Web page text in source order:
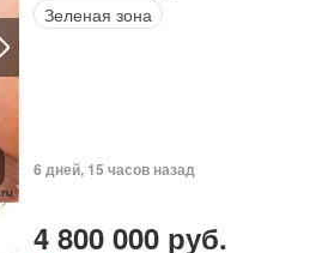
Зеленая зона
6 дней, 15 часов назад
4 800 000 руб.